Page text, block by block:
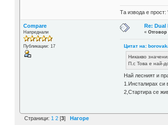
Та извода е
Compare
Напреднали
Публикации: 17
Re:
«Отговор
Цитат на:
Никакво
П.с Това е най-
Най лесният и
1.Инсталирах си
2,Стартира се
Страници: 1 2 [3] Нагоре